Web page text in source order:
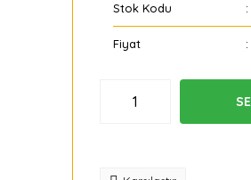
Stok Kodu
Fiyat